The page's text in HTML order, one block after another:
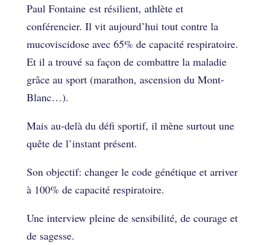
Paul Fontaine est résilient, athlète et
conférencier. Il vit aujourd’hui tout contre la
mucoviscidose avec 65% de capacité respiratoire.
Et il a trouvé sa façon de combattre la maladie
grâce au sport (marathon, ascension du Mont-
Blanc…).
Mais au-delà du défi sportif, il mène surtout une
quête de l’instant présent.
Son objectif: changer le code génétique et arriver
à 100% de capacité respiratoire.
Une interview pleine de sensibilité, de courage et
de sagesse.